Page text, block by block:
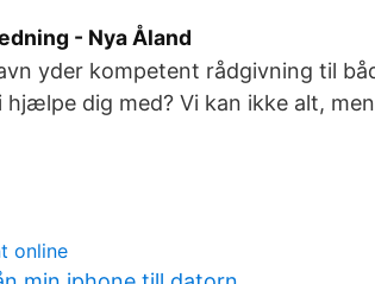
- Nya Åland
yder kompetent rådgivning til
dig med? Vi kan ikke alt,
online